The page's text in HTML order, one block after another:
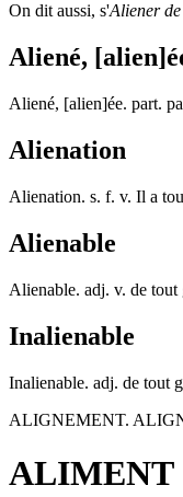
On dit aussi, s'Aliener de
Aliené,
Aliené, [alien]ée. part.
Alienation
Alienation. s. f. v. Il a
Alienable
Alienable. adj. v. de
Inalienable
Inalienable. adj. de tout
ALIGNEMENT.
ALIMENT